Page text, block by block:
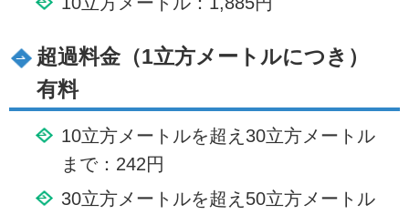
超過料金（1立方メートルにつき）
有料
10立方メートルを超え30立方メートル
まで：242円
30立方メートルを超え50立方メートル